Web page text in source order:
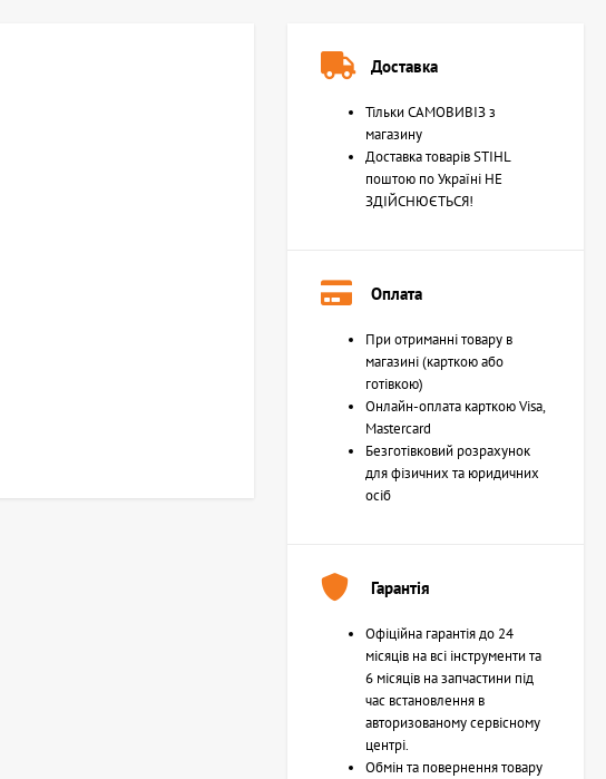
Доставка
Тільки САМОВИВІЗ з
магазину
Доставка товарів STIHL
поштою по Україні НЕ
ЗДІЙСНЮЄТЬСЯ!
Оплата
При отриманні товару в
магазині (карткою або
готівкою)
Онлайн-оплата карткою Visa,
Mastercard
Безготівковий розрахунок
для фізичних та юридичних
осіб
Гарантія
Офіційна гарантія до 24
місяців на всі інструменти та
6 місяців на запчастини під
час встановлення в
авторизованому сервісному
центрі.
Обмін та повернення товару